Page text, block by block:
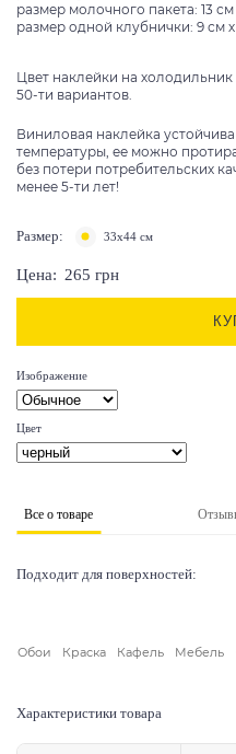
размер молочного пакета: 13 см
размер одной клубнички: 9 см
Цвет наклейки на
50-ти вариантов.
Виниловая наклейка
температуры, ее можно
без потери потребительских
менее 5-ти лет!
Размер: 33х44 см
Цена: 265 грн
Изображение
Цвет
Все о товаре
Подходит для поверхностей:
Обои Краска Кафель Мебель
Характеристики товара